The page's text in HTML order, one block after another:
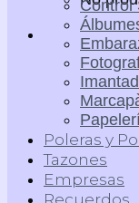
Control
Poleras y
Tazones
Empresas
Recuerdos